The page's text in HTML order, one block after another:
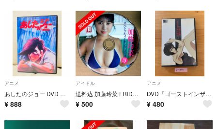
アニメ
あしたのジョー DVD 劇場版 アニメ映画
¥ 888
アイドル
送料込 加藤玲菜 FRIDAY スペシャルメイキングDVD
¥ 500
アニメ
DVD『ゴーストインザシェル to イノセンス ガイドDVD』（D-012）
¥ 480